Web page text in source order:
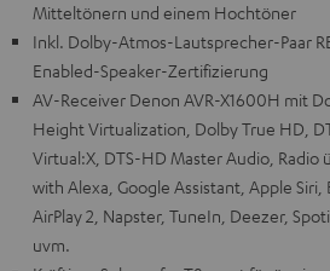
Mitteltönern und einem Hochtöner
Inkl. Dolby-Atmos-Lautsprecher-Paar
Enabled-Speaker-Zertifizierung
AV-Receiver Denon AVR-X1600H mit
Height Virtualization, Dolby True HD,
Virtual:X, DTS-HD Master Audio, Radio
with Alexa, Google Assistant, Apple
AirPlay 2, Napster, TuneIn, Deezer,
uvm.